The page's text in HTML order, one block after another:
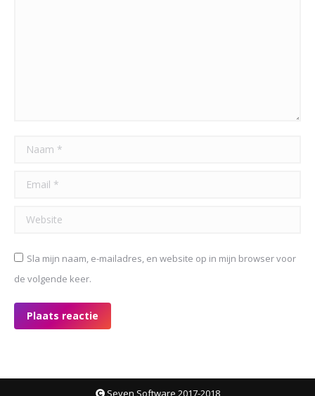
Naam *
Email *
Website
Sla mijn naam, e-mailadres, en website op in mijn browser voor
de volgende keer.
Plaats reactie
Seven Software 2017-2018